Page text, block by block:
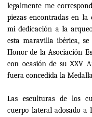
legalmente me
piezas encontradas en
mi dedicación a la
esta maravilla ibérica,
Honor de la Asociación
con ocasión de su XXV
fuera concedida la
Las esculturas de los
cuerpo lateral adosado a